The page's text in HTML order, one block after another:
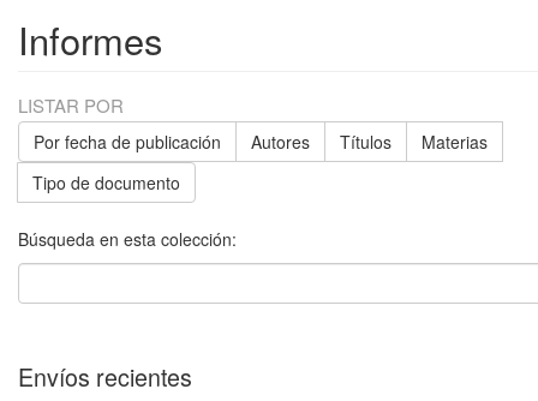
Informes
LISTAR POR
Por fecha de publicación Autores Títulos
Materias
Tipo de documento
Búsqueda en esta colección:
Envíos recientes